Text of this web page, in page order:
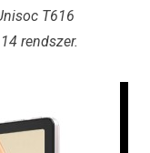
T616
rendszer.